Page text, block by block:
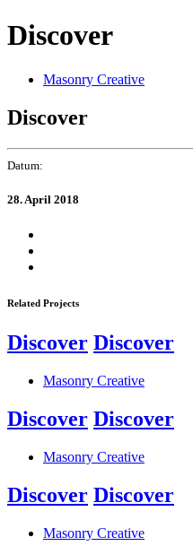
Links
überspringen
Zur
primären
springen
Inhalt
springen
Discover
Masonry Creative
Discover
Datum:
28. April 2018
Related Projects
Discover Discover
Masonry Creative
Discover Discover
Masonry Creative
Discover Discover
Masonry Creative